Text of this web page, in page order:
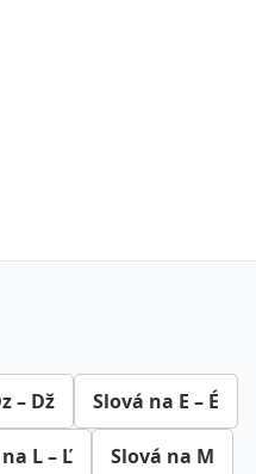
– Dž Slová na E – É
L – Ľ Slová na M